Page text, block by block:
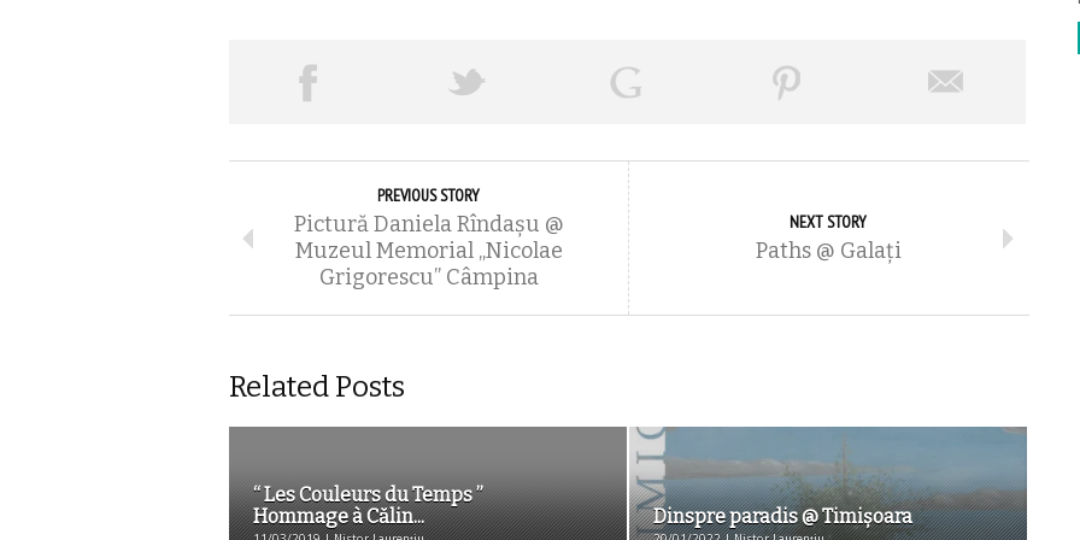
PREVIOUS STORY
Pictură Daniela Rîndaşu @
Muzeul Memorial „Nicolae
Grigorescu” Câmpina
NEXT STORY
Paths @ Galaţi
Related Posts
“ Les Couleurs du Temps ”
Hommage à Călin...
Dinspre paradis @ Timişoara